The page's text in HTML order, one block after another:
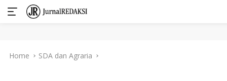
Home SDA dan Agraria